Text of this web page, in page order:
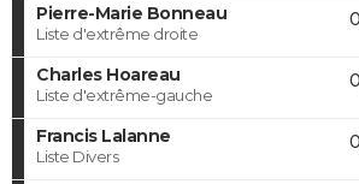
Pierre-Marie Bonneau
Liste d'extrême droite
Charles Hoareau
Liste d'extrême-gauche
Francis Lalanne
Liste Divers